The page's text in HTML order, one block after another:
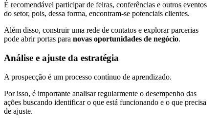
É recomendável participar de feiras, conferências e outros eventos
do setor, pois, dessa forma, encontram-se potenciais clientes.
Além disso, construir uma rede de contatos e explorar parcerias
pode abrir portas para novas oportunidades de negócio.
Análise e ajuste da estratégia
A prospecção é um processo contínuo de aprendizado.
Por isso, é importante analisar regularmente o desempenho das
ações buscando identificar o que está funcionando e o que precisa
de ajuste.